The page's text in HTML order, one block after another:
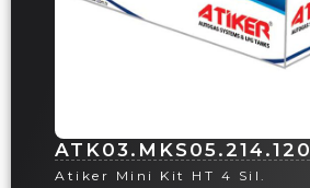
ATK03.MKS05.214.120
Atiker Mini Kit HT 4 Sil.